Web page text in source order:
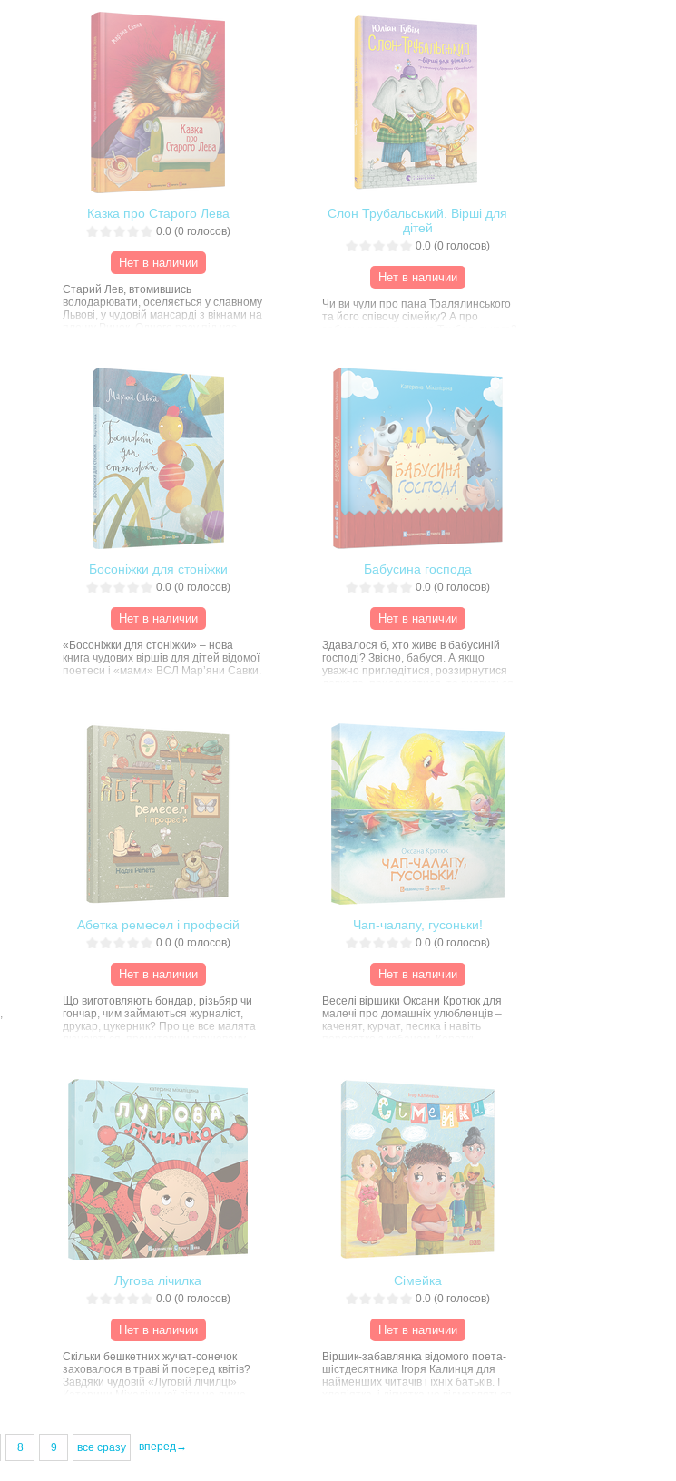
хулігана, корову, яка спекла коровай і
любить ходити в кіно, нечепур та
нечупар, які завжди ходять парами, та
багатьох інших кумедних персонажів.
вірші - від імені семирічної єврейської
дівчинки - суголосні з нашою
реальністю.
Їх переклала з івриту Аня Хромова, а
Катерина Садовщук створила
ілюстрації. І вірші, і малюнки
пронизують.
«Від війни плачуть» - так називається
ця невеличка книжка. Так, від війни
плачуть. Це, здається, найточніше
визначення того, що таке війна.
Казка про Старого Лева
0.0 (0 голосов)
Нет в наличии
Старий Лев, втомившись
володарювати, оселяється у славному
Львові, у чудовій мансарді з вікнами на
Старий Лев просить допомоги у своїх
найближчих друзів – Крокодила,
Слона та Жирафи. Щойно друзі
прибувають до Львова, з ними
стаються дивовижні історії... Ця
віршована казка –справжня візитка
міста Львова, де ледь не щодень
стаються дива.
Слон Трубальський. Вірші для
дітей
0.0 (0 голосов)
Нет в наличии
Чи ви чули про пана Тралялинського
та його співочу сімейку? А про
читають і вчать напам’ять діти в
цілому світі.
«Видавництво Старого Лева» дарує
маленьким читачам вірші Юліана
Тувіма в чудовому українському
перекладі Маріанни Кіяновської та з
розкішними ілюстраціями
Володимира Штанка.
Книгу видано за фінансової підтримки
Інституту Книжки.
Босоніжки для стоніжки
0.0 (0 голосов)
Нет в наличии
«Босоніжки для стоніжки» – нова
книга чудових віршів для дітей відомої
поетеси і «мами» ВСЛ Мар’яни Савки.
нове хутерко, затягнула до своєї
нірки… котячий хвіст; про Корову, яка
навіть уміє вишивати; про маленького
Равлика, про кота, акулу і лиса та
багатьох інших звірят, яких
намалювала художниця Юлія
Пилипчатіна.
«Босоніжки для стоніжки» мають ще
одну «родзинку»: художниця
залишила читачам простір для
співтворчості, отож вони зможуть
розмалювати і взуття для стоніжки, і
листя на дереві й веселих мишенят.
Бабусина господа
0.0 (0 голосов)
Нет в наличии
Здавалося б, хто живе в бабусиній
господі? Звісно, бабуся. А якщо
уважно пригледітися, роззирнутися
збитошні мишенята, і кумедний пес
Бровко, і кроленята, каченята, гуси,
ластівки, і ще багато іншої живності –
тваринок, птахів, комашок, з якими
варто подружитися.
Абетка ремесел і професій
0.0 (0 голосов)
Нет в наличии
Що виготовляють бондар, різьбяр чи
гончар, чим займаються журналіст,
друкар, цукерник? Про це все малята
намалювала Мар’яна Петрів.
Книжка ідеально підійде малим
«чомучкам» і їхнім батькам, які з її
допомогою зможуть пояснити дітям
особливості різних фахів і ремесел.
Чап-чалапу, гусоньки!
0.0 (0 голосов)
Нет в наличии
Веселі віршики Оксани Кротюк для
малечі про домашніх улюбленців –
каченят, курчат, песика і навіть
книжечку.
Лугова лічилка
0.0 (0 голосов)
Нет в наличии
Скільки бешкетних жучат-сонечок
заховалося в траві й посеред квітів?
Завдяки чудовій «Луговій лічилці»
вивчать гарний новий вірш.
Сімейка
0.0 (0 голосов)
Нет в наличии
Віршик-забавлянка відомого поета-
шістдесятника Ігоря Калинця для
найменших читачів і їхніх батьків. І
8 9 все сразу вперед→